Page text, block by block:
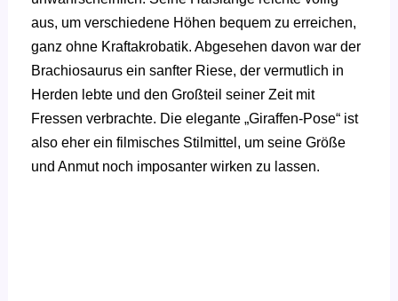
aus, um verschiedene Höhen bequem zu erreichen,
ganz ohne Kraftakrobatik. Abgesehen davon war der
Brachiosaurus ein sanfter Riese, der vermutlich in
Herden lebte und den Großteil seiner Zeit mit
Fressen verbrachte. Die elegante „Giraffen-Pose“ ist
also eher ein filmisches Stilmittel, um seine Größe
und Anmut noch imposanter wirken zu lassen.